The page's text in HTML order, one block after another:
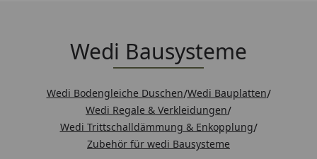
Wedi Bausysteme
Wedi Bodengleiche Duschen/Wedi Bauplatten/
Wedi Regale & Verkleidungen/
Wedi Trittschalldämmung & Enkopplung/
Zubehör für wedi Bausysteme